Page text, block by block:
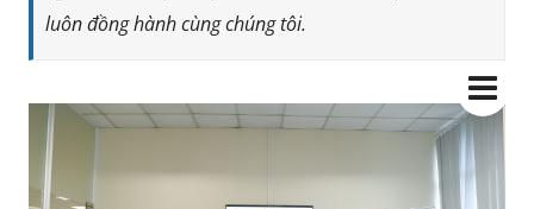
luôn đồng hành cùng chúng tôi.